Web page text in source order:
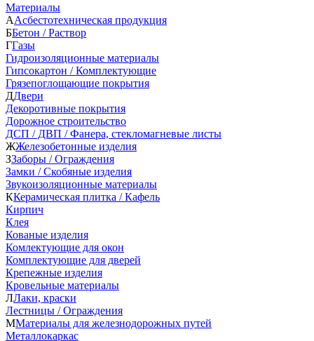
Материалы
ААсбестотехническая продукция
ББетон / Раствор
ГГазы
Гидроизоляционные материалы
Гипсокартон / Комплектующие
Грязепоглощающие покрытия
ДДвери
Декоротивные покрытия
Дорожное строительство
ДСП / ДВП / Фанера, стекломагневые листы
ЖЖелезобетонные изделия
ЗЗаборы / Ограждения
Замки / Скобяные изделия
Звукоизоляционные материалы
ККерамическая плитка / Кафель
Кирпич
Клея
Кованые изделия
Комлектующие для окон
Комплектующие для дверей
Крепежные изделия
Кровельные материалы
ЛЛаки, краски
Лестницы / Ограждения
ММатериалы для железнодорожных путей
Металлокаркас